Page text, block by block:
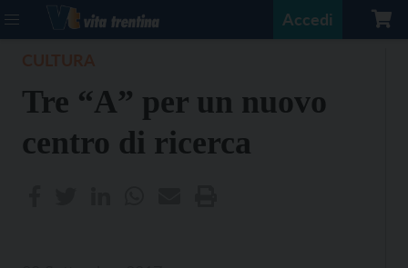
Accedi
Tre “A” per un nuovo
centro di ricerca